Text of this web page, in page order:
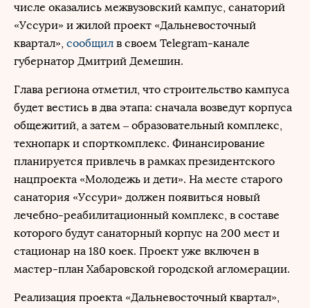
числе оказались межвузовский кампус, санаторий
«Уссури» и жилой проект «Дальневосточный
квартал», сообщил в своем Telegram-канале
губернатор Дмитрий Демешин.
Глава региона отметил, что строительство кампуса
будет вестись в два этапа: сначала возведут корпуса
общежитий, а затем – образовательный комплекс,
технопарк и спорткомплекс. Финансирование
планируется привлечь в рамках президентского
нацпроекта «Молодежь и дети». На месте старого
санатория «Уссури» должен появиться новый
лечебно-реабилитационный комплекс, в составе
которого будут санаторный корпус на 200 мест и
стационар на 180 коек. Проект уже включен в
мастер-план Хабаровской городской агломерации.
Реализация проекта «Дальневосточный квартал»,